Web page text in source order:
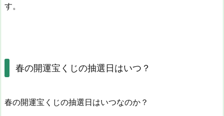
す。
春の開運宝くじの抽選日はいつ？
春の開運宝くじの抽選日はいつなのか？